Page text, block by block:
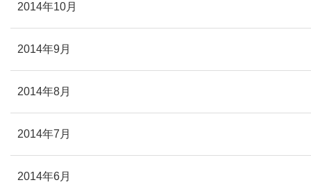
2014年10月
2014年9月
2014年8月
2014年7月
2014年6月